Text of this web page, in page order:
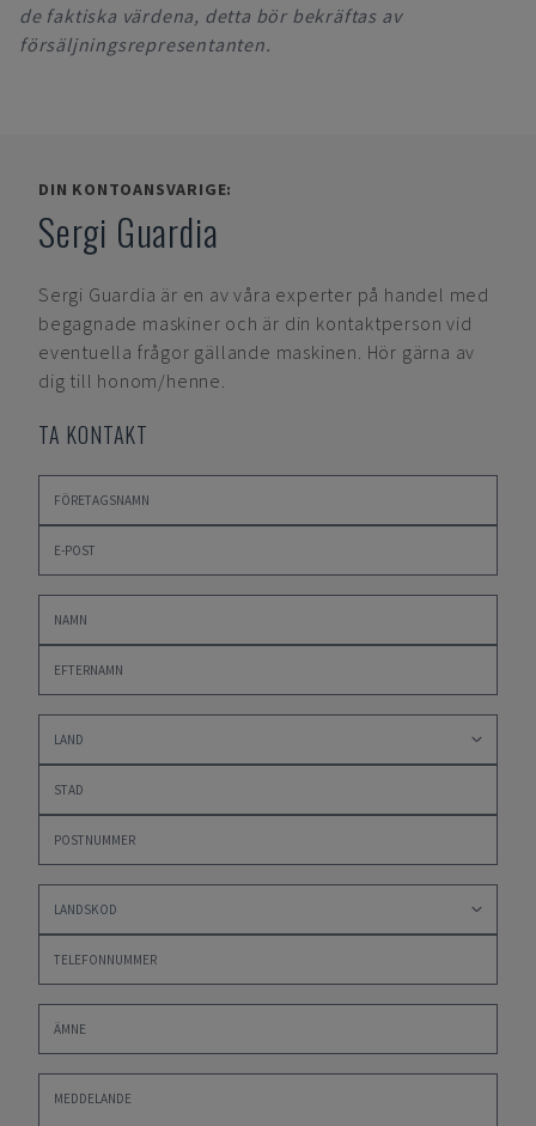
de faktiska värdena, detta bör bekräftas av
försäljningsrepresentanten.
DIN KONTOANSVARIGE:
Sergi Guardia
Sergi Guardia är en av våra experter på handel med
begagnade maskiner och är din kontaktperson vid
eventuella frågor gällande maskinen. Hör gärna av
dig till honom/henne.
TA KONTAKT